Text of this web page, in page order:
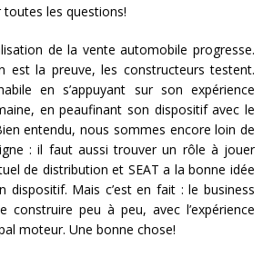
les questions!
de la vente automobile progresse.
est la preuve, les constructeurs testent.
en s’appuyant sur son expérience
en peaufinant son dispositif avec le
entendu, nous sommes encore loin de
: il faut aussi trouver un rôle à jouer
de distribution et SEAT a la bonne idée
dispositif. Mais c’est en fait : le business
construire peu à peu, avec l’expérience
moteur. Une bonne chose!